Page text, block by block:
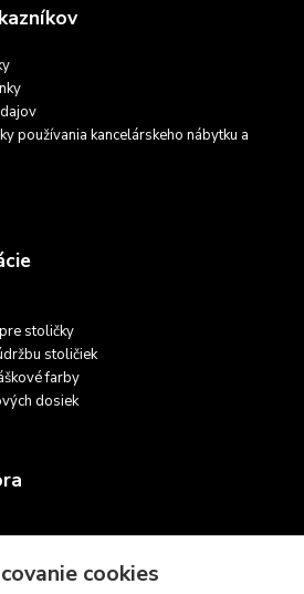
používania kancelárskeho nábytku a
stoličky
stoličiek
farby
dosiek
cookies